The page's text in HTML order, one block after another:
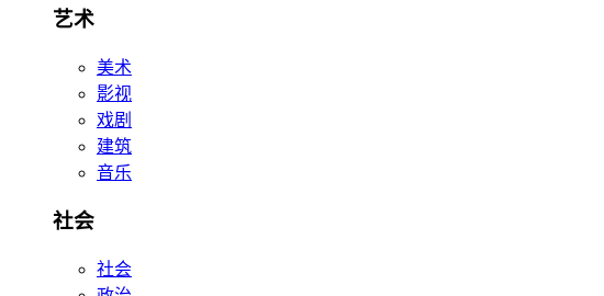
艺术
美术
影视
戏剧
建筑
音乐
社会
社会